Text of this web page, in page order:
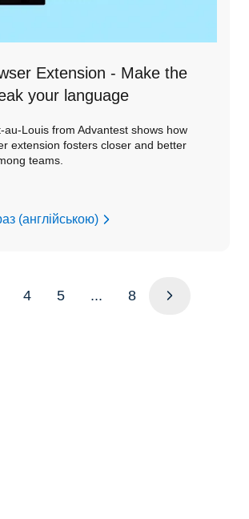
Extension - Make the
your language
au-Louis from Advantest shows how
extension fosters closer and better
teams.
(англійською)
4 5 ... 8